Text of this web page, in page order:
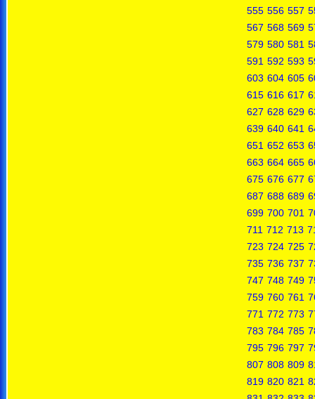
555 556 557
567 568 569
579 580 581
591 592 593
603 604 605
615 616 617
627 628 629
639 640 641
651 652 653
663 664 665
675 676 677
687 688 689
699 700 701
711 712 713
723 724 725
735 736 737
747 748 749
759 760 761
771 772 773
783 784 785
795 796 797
807 808 809
819 820 821